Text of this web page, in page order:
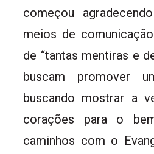
começou
meios de
de “tantas mentiras e
buscam promover
buscando mostrar a
corações para o
caminhos com o